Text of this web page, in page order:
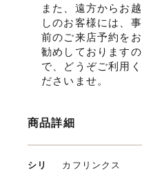
また、遠方からお越
しのお客様には、事
前のご来店予約をお
勧めしておりますの
で、どうぞご利用く
ださいませ。
商品詳細
シリ
カフリンクス